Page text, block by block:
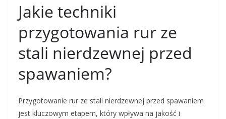
Jakie techniki
przygotowania rur ze
stali nierdzewnej przed
spawaniem?
Przygotowanie rur ze stali nierdzewnej przed spawaniem
jest kluczowym etapem, który wpływa na jakość i